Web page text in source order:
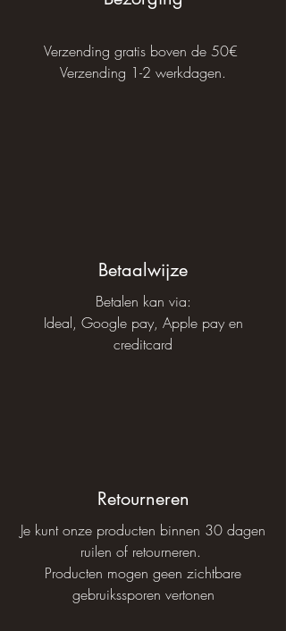
Verzending gratis boven de 50€
Verzending 1-2 werkdagen.
Betaalwijze
Betalen kan via:
Ideal, Google pay, Apple pay en
creditcard
Retourneren
Je kunt onze producten binnen 30 dagen
ruilen of retourneren.
Producten mogen geen zichtbare
gebruikssporen vertonen​